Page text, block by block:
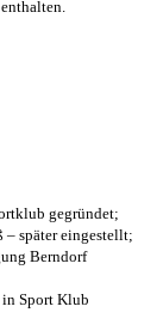
gegründet;
– später eingestellt;
Berndorf
in Sport Klub